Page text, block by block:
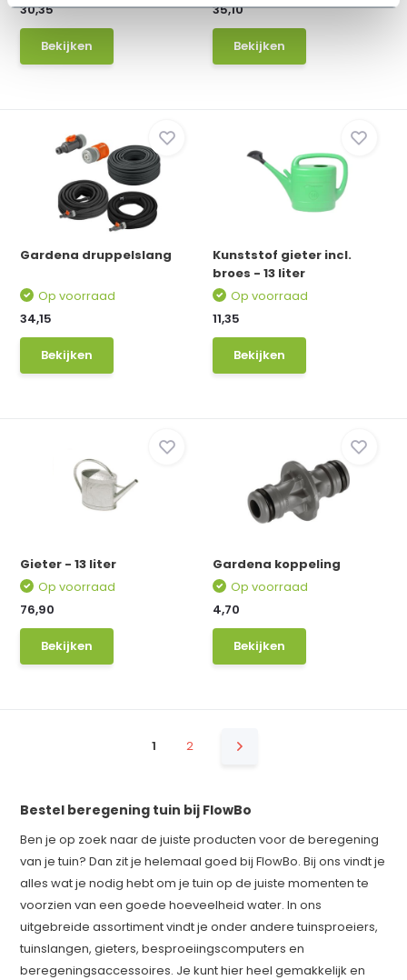
30,35
Bekijken
35,10
Bekijken
Gardena druppelslang
Op voorraad
34,15
Bekijken
Kunststof gieter incl.
broes - 13 liter
Op voorraad
11,35
Bekijken
Gieter - 13 liter
Op voorraad
76,90
Bekijken
Gardena koppeling
Op voorraad
4,70
Bekijken
1 2
Bestel beregening tuin bij FlowBo
Ben je op zoek naar de juiste producten voor de beregening
van je tuin? Dan zit je helemaal goed bij FlowBo. Bij ons vindt je
alles wat je nodig hebt om je tuin op de juiste momenten te
voorzien van een goede hoeveelheid water. In ons
uitgebreide assortiment vindt je onder andere tuinsproeiers,
tuinslangen, gieters, besproeiingscomputers en
beregeningsaccessoires. Je kunt hier heel gemakkelijk en